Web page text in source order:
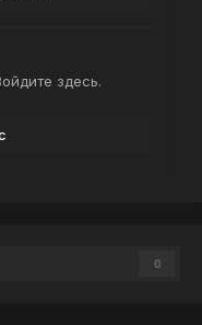
здесь.
0